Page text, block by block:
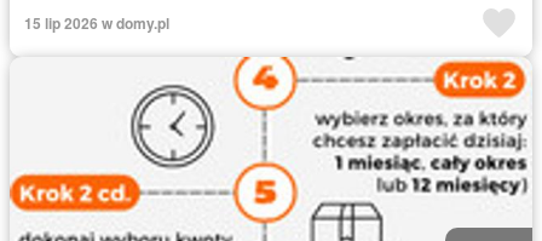
15 lip 2026 w domy.pl